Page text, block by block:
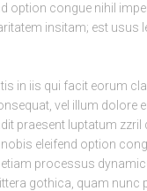
option congue nihil
insitam; est usus
in iis qui facit eorum
vel illum dolore
praesent luptatum zzril
eleifend option
processus
gothica, quam nunc